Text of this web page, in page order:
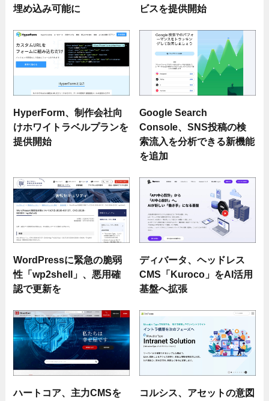
埋め込み可能に
ビスを提供開始
HyperForm、制作会社向
けホワイトラベルプランを
提供開始
Google Search
Console、SNS投稿の検
索流入を分析できる新機能
を追加
WordPressに緊急の脆弱
性「wp2shell」、悪用確
認で更新を
ディバータ、ヘッドレス
CMS「Kuroco」をAI活用
基盤へ拡張
ハートコア、主力CMSを
コルシス、アセットの意図